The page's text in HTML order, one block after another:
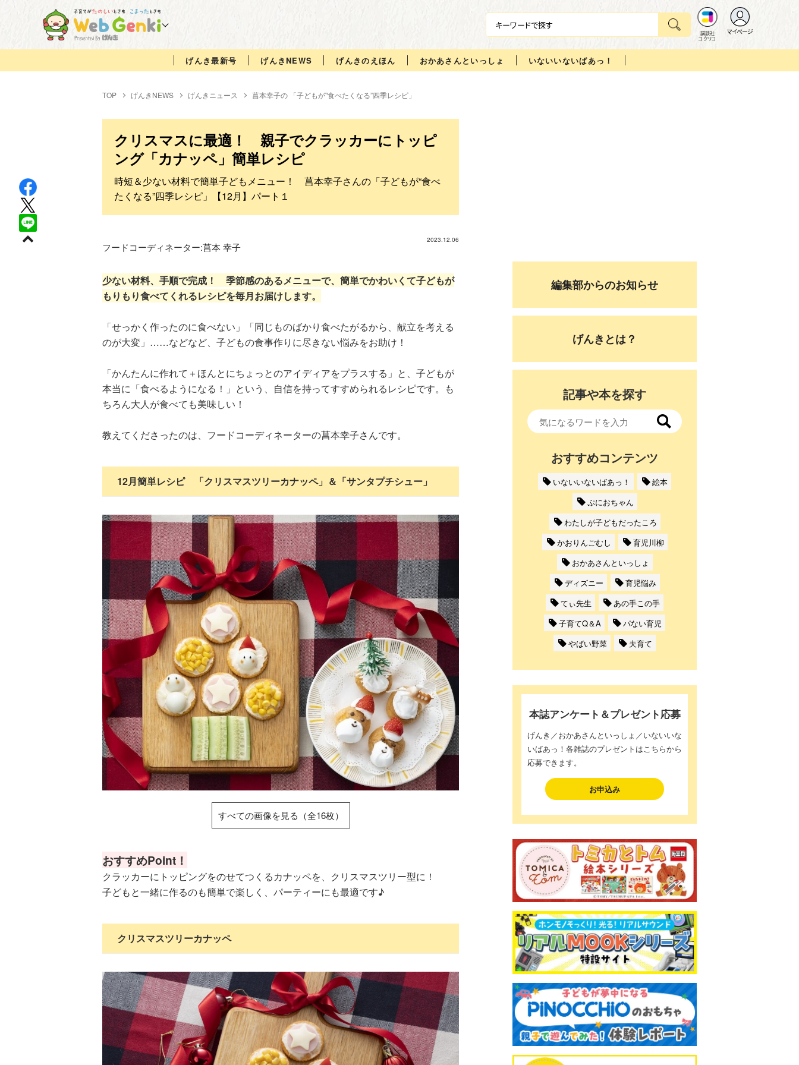
講談社
コクリコ
マイページ
げんき最新号 げんきNEWS げんきのえほん おかあさんといっしょ いないいないばあっ！
TOP げんきNEWS げんきニュース 菖本幸子の 「子どもが‟食べたくなる”四季レシピ」
クリスマスに最適！ 親子でクラッカーにトッピ
ング「カナッペ」簡単レシピ
時短＆少ない材料で簡単子どもメニュー！ 菖本幸子さんの「子どもが“食べ
たくなる”四季レシピ」【12月】パート１
2023.12.06
フードコーディネーター:菖本 幸子
少ない材料、手順で完成！ 季節感のあるメニューで、簡単でかわいくて子どもが
もりもり食べてくれるレシピを毎月お届けします。
「せっかく作ったのに食べない」「同じものばかり食べたがるから、献立を考える
のが大変」……などなど、子どもの食事作りに尽きない悩みをお助け！
「かんたんに作れて＋ほんとにちょっとのアイディアをプラスする」と、子どもが
本当に「食べるようになる！」という、自信を持ってすすめられるレシピです。も
ちろん大人が食べても美味しい！
教えてくださったのは、フードコーディネーターの菖本幸子さんです。
12月簡単レシピ 「クリスマスツリーカナッペ」＆「サンタプチシュー」
すべての画像を見る（全16枚）
おすすめPoint！
クラッカーにトッピングをのせてつくるカナッペを、クリスマスツリー型に！
子どもと一緒に作るのも簡単で楽しく、パーティーにも最適です♪
クリスマスツリーカナッペ
編集部からのお知らせ
げんきとは？
記事や本を探す
おすすめコンテンツ
いないいないばあっ！
絵本
ぷにおちゃん
わたしが子どもだったころ
かおりんごむし
育児川柳
おかあさんといっしょ
ディズニー
育児悩み
てぃ先生
あの手この手
子育てQ＆A
パない育児
やばい野菜
夫育て
本誌アンケート＆プレゼント応募
げんき／おかあさんといっしょ／いないいな
いばあっ！各雑誌のプレゼントはこちらから
応募できます。
お申込み